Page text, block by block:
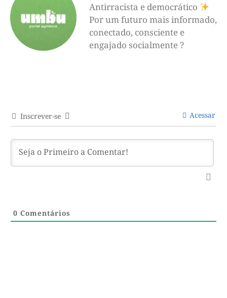
Antirracista e democrático
Por um futuro mais informado,
conectado, consciente e
engajado socialmente ?
Inscrever-se Acessar
0 Comentários